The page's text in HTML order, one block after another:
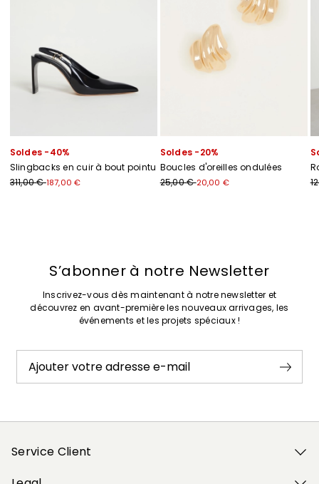
Soldes -40%
Slingbacks en cuir à bout pointu
311,00 €187,00 €
Soldes -20%
Boucles d'oreilles ondulées
25,00 €20,00 €
S’abonner à notre Newsletter
Inscrivez-vous dès maintenant à notre newsletter et
découvrez en avant-première les nouveaux arrivages, les
événements et les projets spéciaux !
Ajouter votre adresse e-mail
Service Client